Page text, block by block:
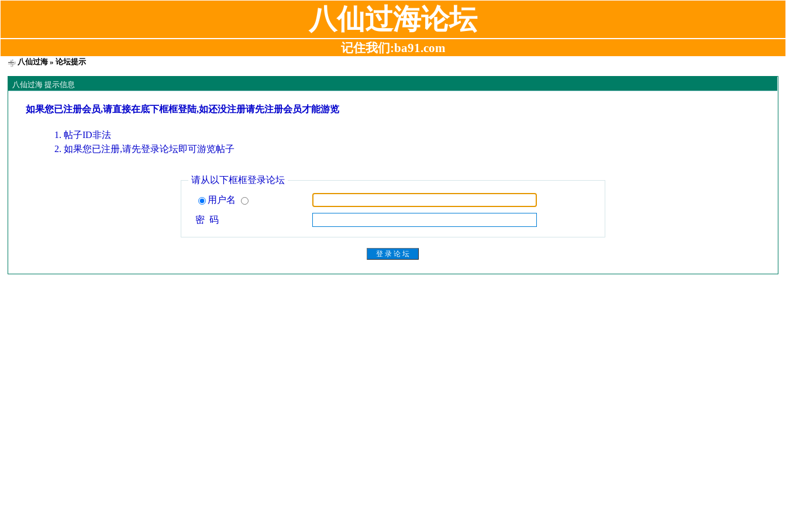
八仙过海论坛
记住我们:ba91.com
八仙过海 » 论坛提示
八仙过海 提示信息
如果您已注册会员,请直接在底下框框登陆,如还没注册请先注册会员才能游览
帖子ID非法
如果您已注册,请先登录论坛即可游览帖子
请从以下框框登录论坛
用户名
密 码